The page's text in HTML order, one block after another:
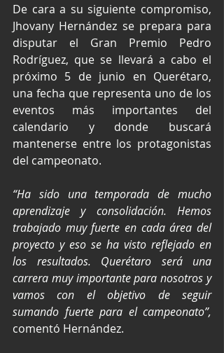
De cara a su siguiente compromiso,
Jhovany Hernández se prepara para
disputar el Gran Premio Pedro
Rodríguez, que se llevará a cabo el
próximo 5 de junio en Querétaro,
una fecha que representa uno de los
eventos más importantes del
calendario y donde buscará
mantenerse entre los protagonistas
del campeonato.
“Ha sido una temporada de mucho
aprendizaje y consolidación. Hemos
trabajado muy fuerte en cada área del
proyecto y eso se ha visto reflejado en
los resultados. Querétaro será una
carrera muy importante para nosotros y
vamos con el objetivo de seguir
sumando fuerte para el campeonato”,
comentó Hernández.